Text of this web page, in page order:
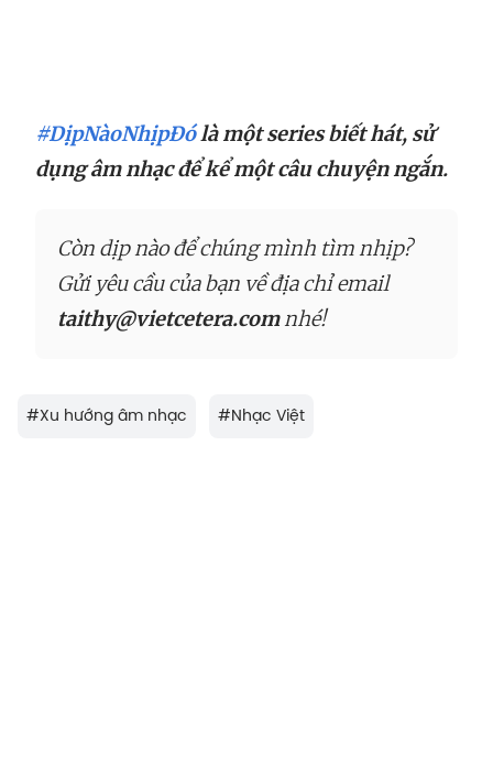
#DịpNàoNhịpĐólà một series biết hát, sử
dụng âm nhạc để kể một câu chuyện ngắn.
Còn dịp nào để chúng mình tìm nhịp?
Gửi yêu cầu của bạn về địa chỉ email
taithy@vietcetera.comnhé!
#Xu hướng âm nhạc #Nhạc Việt